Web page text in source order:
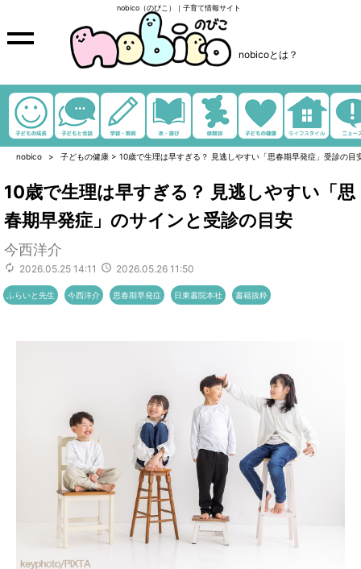
nobico（のびこ）｜子育て情報サイト
nobicoとは？
nobico 子どもの健康 > 10歳で生理は早すぎる？ 見逃しやすい「思春期早発症」受診の目
10歳で生理は早すぎる？ 見逃しやすい「思
春期早発症」のサインと受診の目安
今西洋介
2026.05.25 14:11 2026.05.26 11:50
ふらいと先生 今西洋介 思春期早発症 日東書院本社 書籍抜粋